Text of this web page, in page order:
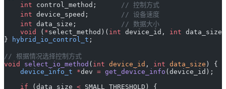
    int
control_method;
      // 控制方式
    int
device_speed;
        // 设备速度
    int
data_size;
           // 数据大小
    void
( *select_method)( int device_id, int
}
hybrid_io_control_t ;
// 根据情况选择控制方式
void
select_io_method ( int device_id , int data_size ) {
    device_info_t
*dev = get_device_info (device_id);
    if
(data_size < SMALL_THRESHOLD) {